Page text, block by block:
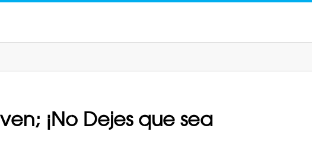
¡No Dejes que sea